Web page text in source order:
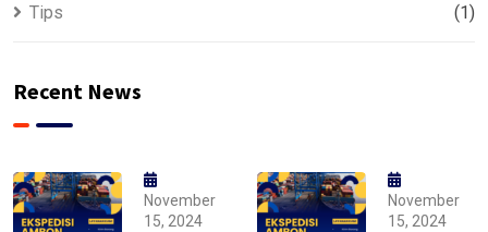
Tips (1)
Recent News
November
15, 2024
November
15, 2024